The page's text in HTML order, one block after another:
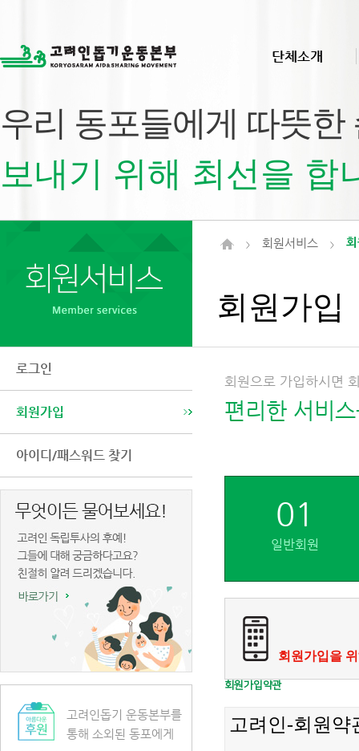
단체소개
우리 동포들에게 따뜻한
보내기 위해 최선을 합
> 회원서비스 >
회원가입
로그인
회원가입
아이디/패스워드 찾기
고려인돕기 운동본부를
통해 소외된 동포에게
회원으로 가입하시면
편리한 서비
01
일반회원
회원가입을
회원가입약관